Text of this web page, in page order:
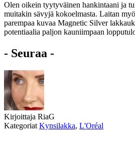
Olen oikein tyytyväinen hankintaani ja
muitakin sävyjä kokoelmasta. Laitan
parempaa kuvaa Magnetic Silver
potentiaalia paljon kauniimpaan
- Seuraa -
Kirjoittaja RiaG
Kategoriat Kynsilakka, L'Oréal